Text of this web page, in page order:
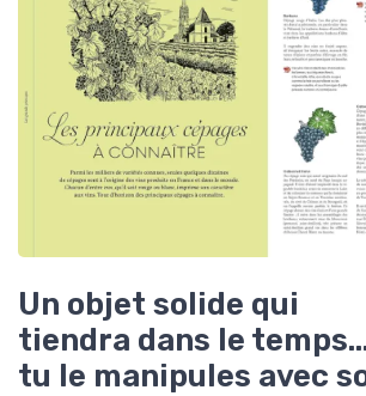
Un objet solide qui
tiendra dans le
tu le manipules avec